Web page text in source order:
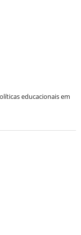
educacionais em